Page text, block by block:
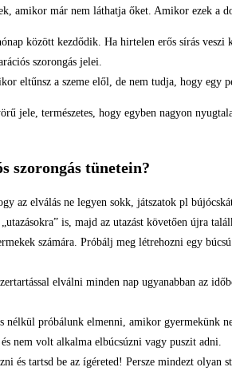
amikor már nem láthatja őket. Amikor ezek a
között kezdődik. Ha hirtelen erős sírás
szorongás jelei.
eltűnsz a szeme elől, de nem tudja, hogy egy
jele, természetes, hogy egyben nagyon
szorongás tünetein?
az elválás ne legyen sokk, játszatok pl
is, majd az utazást követően újra
számára. Próbálj meg létrehozni egy
elválni minden nap ugyanabban az
nélkül próbálunk elmenni, amikor
nem volt alkalma elbúcsúzni vagy puszit adni.
és tartsd be az ígéreted! Persze mindezt